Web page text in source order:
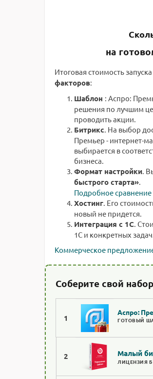
на
Итоговая стоимость
факторов:
Шаблон : Аспро:
решения по лучшим
проводить акции.
Битрикс. На выбор
Премьер - интернет-
выбирается в
бизнеса.
Формат настройки.
быстрого старта».
Подробное сравнение
Хостинг. Его
новый не придется.
Интеграция с 1С.
1С и конкретных
Коммерческое
Соберите свой
1
Аспро:
ГОТОВЫЙ
2 Малый
ЛИЦЕНЗИЯ